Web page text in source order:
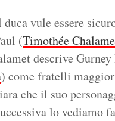
vule essere
(Timothée
descrive
) come fratelli
che il suo
lo vediamo